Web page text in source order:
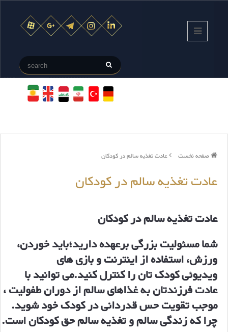
صفحه نخست عادت تغذیه سالم در کودکان
عادت تغذیه سالم در کودکان
عادت تغذیه سالم در کودکان
شما مسئولیت بزرگی برعهده دارید؛باید خوردن،
ورزش، استفاده از اینترنت و بازی های
ویدیوئی کودک تان را کنترل کنید.می توانید با
عادت فرزندتان به غذاهای سالم از دوران طفولیت ،
موجب تقویت حس قدردانی در کودک خود شوید.
چرا که زندگی سالم و تغذیه سالم حق کودکان است.